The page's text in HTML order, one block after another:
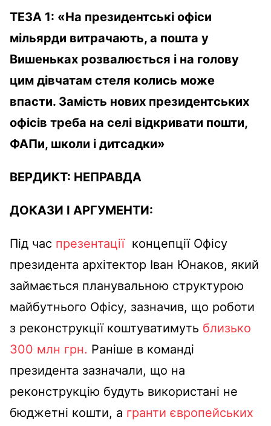
ТЕЗА 1: «На президентські офіси
мільярди витрачають, а пошта у
Вишеньках розвалюється і на голову
цим дівчатам стеля колись може
впасти. Замість нових президентських
офісів треба на селі відкривати пошти,
ФАПи, школи і дитсадки»
ВЕРДИКТ: НЕПРАВДА
ДОКАЗИ І АРГУМЕНТИ:
Під час презентації концепції Офісу
президента архітектор Іван Юнаков, який
займається планувальною структурою
майбутнього Офісу, зазначив, що роботи
з реконструкції коштуватимуть близько
300 млн грн. Раніше в команді
президента зазначали, що на
реконструкцію будуть використані не
бюджетні кошти, а гранти європейських